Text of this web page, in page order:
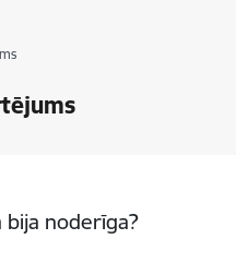
bija noderīga?